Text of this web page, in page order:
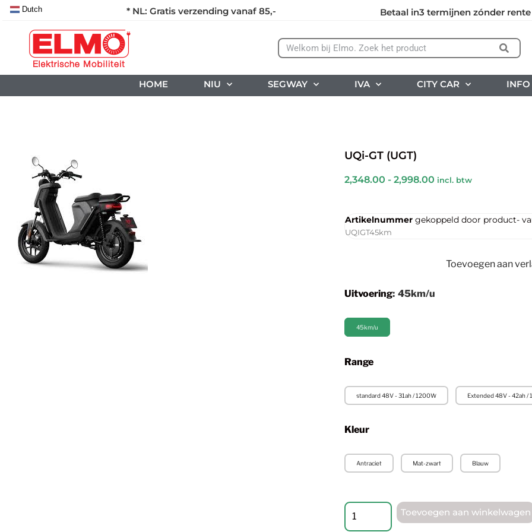
* NL: Gratis verzending vanaf 85,- Betaal in3 termijnen zónder
Dutch
HOME NIU SEGWAY IVA CITY CAR INFO
UQi-GT (UGT)
2,348.00 - 2,998.00 incl. btw
Artikelnummer gekoppeld door product-
UQIGT45km
Toevoegen aan
Uitvoering: 45km/u
45km/u
Range
standard 48V - 31ah / 1200W Extended 48V - 42ah /
Kleur
Antraciet Mat-zwart Blauw
Toevoegen aan winkelwagen